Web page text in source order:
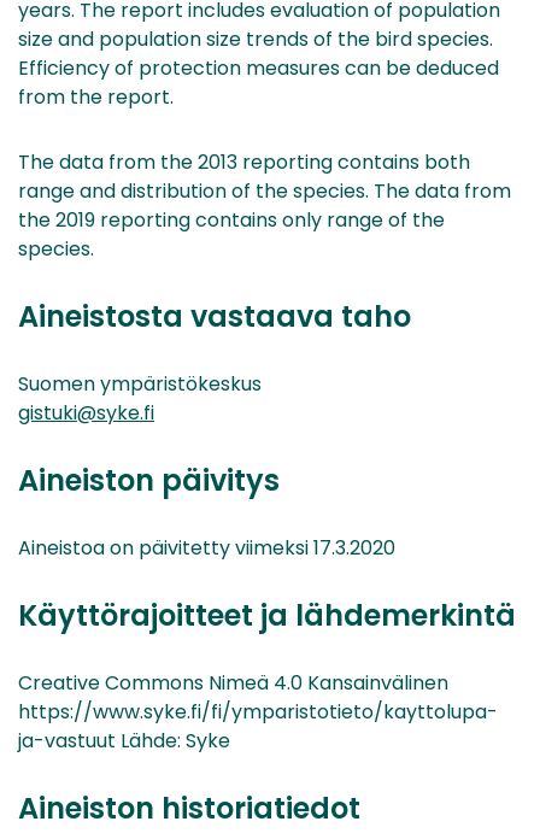
years. The report includes evaluation of population
size and population size trends of the bird species.
Efficiency of protection measures can be deduced
from the report.
The data from the 2013 reporting contains both
range and distribution of the species. The data from
the 2019 reporting contains only range of the
species.
Aineistosta vastaava taho
Suomen ympäristökeskus
gistuki@syke.fi
Aineiston päivitys
Aineistoa on päivitetty viimeksi 17.3.2020
Käyttörajoitteet ja lähdemerkintä
Creative Commons Nimeä 4.0 Kansainvälinen
https://www.syke.fi/fi/ymparistotieto/kayttolupa-
ja-vastuut Lähde: Syke
Aineiston historiatiedot